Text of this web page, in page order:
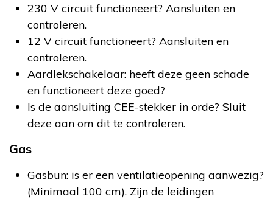
230 V circuit functioneert? Aansluiten en
controleren.
12 V circuit functioneert? Aansluiten en
controleren.
Aardlekschakelaar: heeft deze geen schade
en functioneert deze goed?
Is de aansluiting CEE-stekker in orde? Sluit
deze aan om dit te controleren.
Gas
Gasbun: is er een ventilatieopening aanwezig?
(Minimaal 100 cm). Zijn de leidingen